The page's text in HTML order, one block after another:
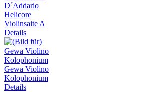
D´Addario
Helicore
Violinsaite A
Details
Gewa Violino
Kolophonium
Details